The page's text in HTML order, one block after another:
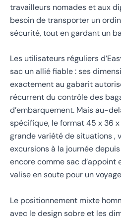
travailleurs nomades et aux
besoin de transporter un
sécurité, tout en gardant un
Les utilisateurs réguliers
sac un allié fiable : ses
exactement au gabarit
récurrent du contrôle des
d’embarquement. Mais au-
spécifique, le format 45 x 36
grande variété de situations ,
excursions à la journée
encore comme sac d’appoint
valise en soute pour un
Le positionnement mixte
avec le design sobre et les